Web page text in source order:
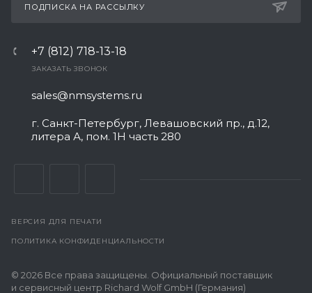
ПОДПИСКА НА РАССЫЛКУ
+7 (812) 718-13-18
ЗАКАЗАТЬ ЗВОНОК
sales@nmsystems.ru
г. Санкт-Петербург, Левашовский пр., д.12,
литера А, пом. 1Н часть 280
ВЕРСИЯ ДЛЯ ПЕЧАТИ
ПОЛИТИКА КОНФИДЕНЦИАЛЬНОСТИ
© 2026 Все права защищены. Официальный поставщик
и сервисный центр Richard Wolf GmbH (Германия)